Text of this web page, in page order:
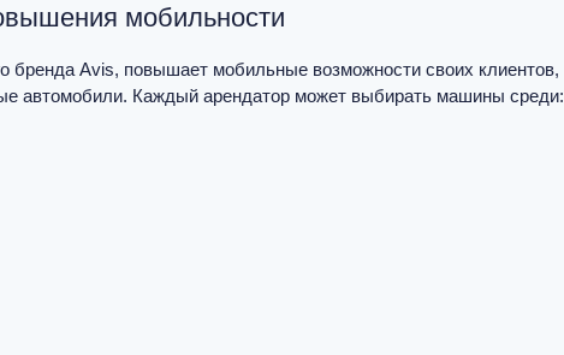
мобильности
бренда Avis, повышает мобильные возможности своих клиентов,
автомобили. Каждый арендатор может выбирать машины среди: